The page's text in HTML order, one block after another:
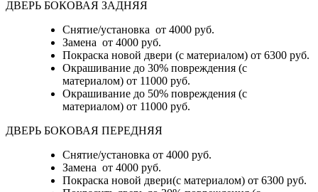
ДВЕРЬ БОКОВАЯ ЗАДНЯЯ
Снятие/установка от 4000 руб.
Замена от 4000 руб.
Покраска новой двери (с материалом) от 6300 руб.
Окрашивание до 30% повреждения (с
материалом) от 11000 руб.
Окрашивание до 50% повреждения (с
материалом) от 11000 руб.
ДВЕРЬ БОКОВАЯ ПЕРЕДНЯЯ
Снятие/установка от 4000 руб.
Замена от 4000 руб.
Покраска новой двери(с материалом) от 6300 руб.